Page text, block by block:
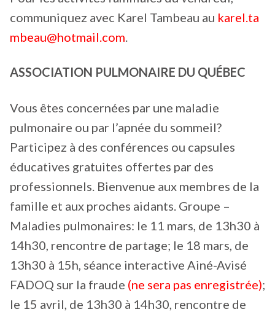
communiquez avec Karel Tambeau au karel.ta
mbeau@hotmail.com
ASSOCIATION PULMONAIRE DU QUÉBEC
Vous êtes concernées par une maladie
pulmonaire ou par l’apnée du sommeil?
Participez à des conférences ou capsules
éducatives gratuites offertes par des
professionnels. Bienvenue aux membres de la
famille et aux proches aidants. Groupe –
Maladies pulmonaires: le 11 mars, de 13h30 à
14h30, rencontre de partage; le 18 mars, de
13h30 à 15h, séance interactive Ainé-Avisé
FADOQ sur la fraude (ne sera pas enregistrée);
le 15 avril, de 13h30 à 14h30, rencontre de